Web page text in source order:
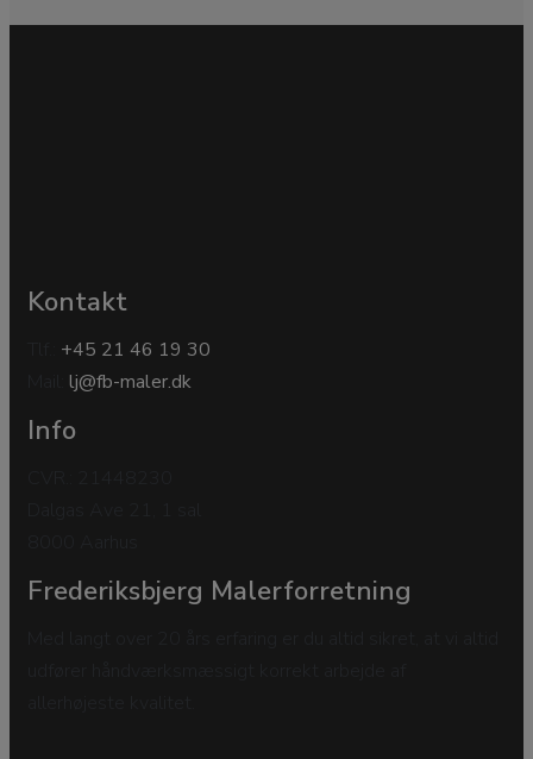
Frederiksbjerg Malerforretning
Info
Kontakt
+45 21 46 19 30
lj@fb-maler.dk